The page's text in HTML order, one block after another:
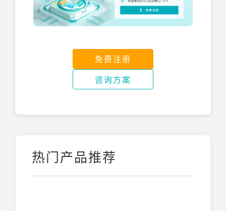
免费注册
咨询方案
热门产品推荐